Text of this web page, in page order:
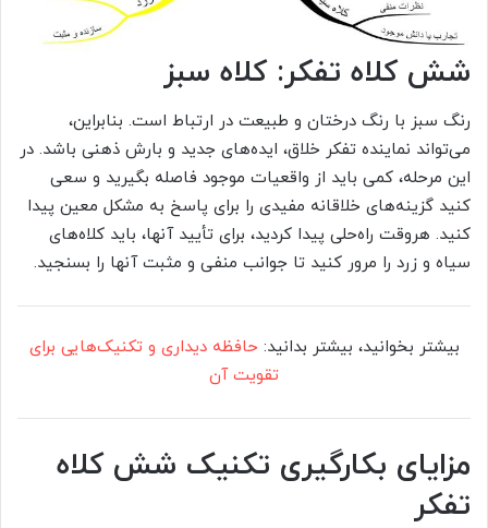
شش کلاه تفکر: کلاه سبز
رنگ سبز با رنگ درختان و طبیعت در ارتباط است. بنابراین،
می‌تواند نماینده تفکر خلاق، ایده‌های جدید و بارش ذهنی باشد. در
این مرحله، کمی باید از واقعیات موجود فاصله بگیرید و سعی
کنید گزینه‌های خلاقانه مفیدی را برای پاسخ به مشکل معین پیدا
کنید. هروقت راه‌حلی پیدا کردید، برای تأیید آنها، باید کلاه‌های
سیاه و زرد را مرور کنید تا جوانب منفی و مثبت آنها را بسنجید.
بیشتر بخوانید، بیشتر بدانید: حافظه دیداری و تکنیک‌هایی برای
تقویت آن
مزایای بکارگیری تکنیک شش کلاه
تفکر